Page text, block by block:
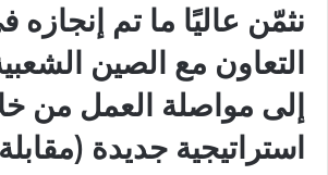
نثمّن عاليًا ما تم إنجازه
التعاون مع الصين
إلى مواصلة العمل من
استراتيجية جديدة